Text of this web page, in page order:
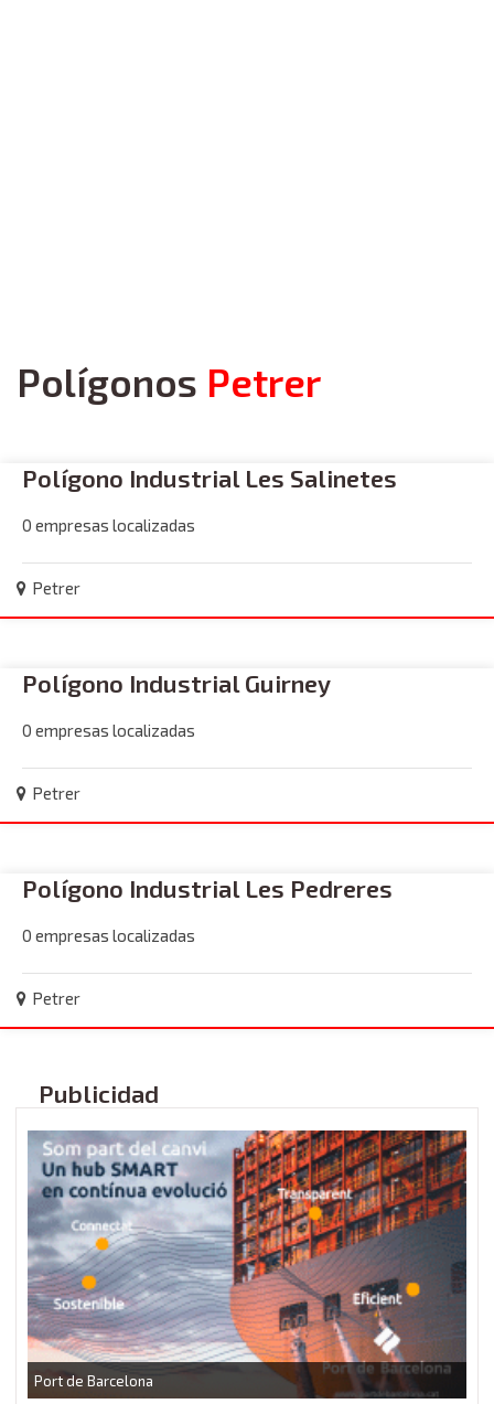
Polígonos Petrer
Polígono Industrial Les Salinetes
0 empresas localizadas
Petrer
Polígono Industrial Guirney
0 empresas localizadas
Petrer
Polígono Industrial Les Pedreres
0 empresas localizadas
Petrer
Publicidad